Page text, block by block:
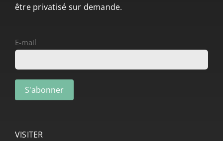
être privatisé sur demande.
E-mail
VISITER